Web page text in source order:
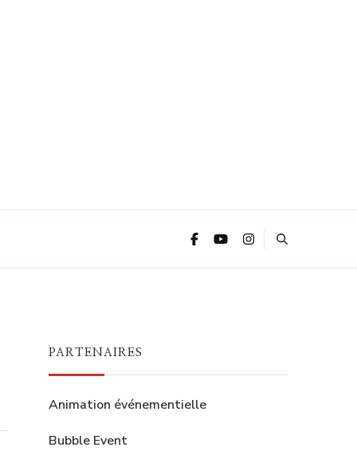
PARTENAIRES
Animation événementielle
Bubble Event